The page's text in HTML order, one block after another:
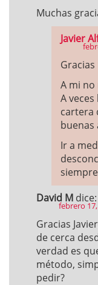
Muchas
Javier
Gracias
A mi no
A
cartera
buenas
Ir a
David M dice:
febrero
Gracias
de cerca
verdad es
método,
pedir?